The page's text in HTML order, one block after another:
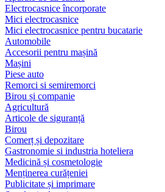
Electrocasnice încorporate
Mici electrocasnice
Mici electrocasnice pentru bucatarie
Automobile
Accesorii pentru mașină
Mașini
Piese auto
Remorci si semiremorci
Birou și companie
Agricultură
Articole de siguranță
Birou
Comerț și depozitare
Gastronomie si industria hoteliera
Medicină și cosmetologie
Menținerea curățeniei
Publicitate și imprimare